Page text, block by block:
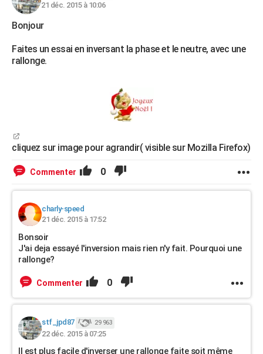
21 déc. 2015 à 10:06
Bonjour
Faites un essai en inversant la phase et le neutre, avec une
rallonge.
cliquez sur image pour agrandir( visible sur Mozilla Firefox)
Commenter 0
charly-speed
21 déc. 2015 à 17:52
Bonsoir
J'ai deja essayé l'inversion mais rien n'y fait. Pourquoi une
rallonge?
Commenter 0
stf_jpd87 29 963
22 déc. 2015 à 07:25
Il est plus facile d'inverser une rallonge faite soit même